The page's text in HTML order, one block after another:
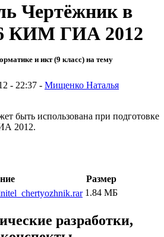
Чертёжник в
КИМ ГИА 2012
и икт (9 класс) на тему
- 22:37 - Мищенко Наталья
быть использована при подготовке
2012.
Размер
1.84 МБ
разработки,